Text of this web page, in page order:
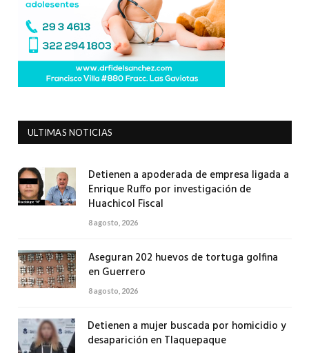
ULTIMAS NOTICIAS
Detienen a apoderada de empresa ligada a
Enrique Ruffo por investigación de
Huachicol Fiscal
8 agosto, 2026
Aseguran 202 huevos de tortuga golfina
en Guerrero
8 agosto, 2026
Detienen a mujer buscada por homicidio y
desaparición en Tlaquepaque